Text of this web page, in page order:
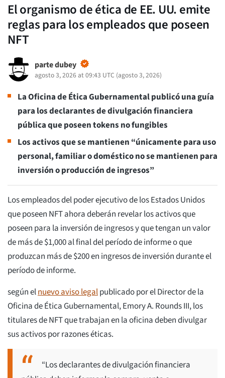
El organismo de ética de EE. UU. emite
reglas para los empleados que poseen
NFT
parte dubey
agosto 3, 2026 at 09:43 UTC (agosto 3, 2026)
La Oficina de Ética Gubernamental publicó una guía
para los declarantes de divulgación financiera
pública que poseen tokens no fungibles
Los activos que se mantienen “únicamente para uso
personal, familiar o doméstico no se mantienen para
inversión o producción de ingresos”
Los empleados del poder ejecutivo de los Estados Unidos
que poseen NFT ahora deberán revelar los activos que
poseen para la inversión de ingresos y que tengan un valor
de más de $1,000 al final del período de informe o que
produzcan más de $200 en ingresos de inversión durante el
período de informe.
según elnuevo aviso legalpublicado por el Director de la
Oficina de Ética Gubernamental, Emory A. Rounds III, los
titulares de NFT que trabajan en la oficina deben divulgar
sus activos por razones éticas.
“Los declarantes de divulgación financiera